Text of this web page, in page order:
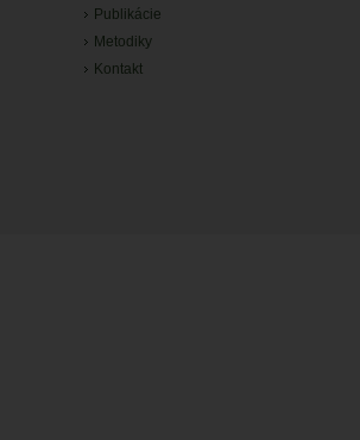
Publikácie
Metodiky
Kontakt